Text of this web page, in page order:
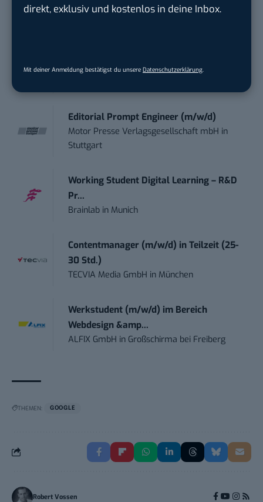
direkt, exklusiv und kostenlos in deine Inbox.
Mit deiner Anmeldung bestätigst du unsere Datenschutzerklärung
BBBank eG in
Berlin, Frankfurt am Main,
Schwerpunkt Socia...
Editorial Prompt Engineer (m/w/d)
Motor Presse Verlagsgesellschaft mbH in
Stuttgart
Working Student Digital Learning – R&D
Pr...
Brainlab in Munich
Contentmanager (m/w/d) in Teilzeit (25-
30 Std.)
TECVIA Media GmbH in München
Werkstudent (m/w/d) im Bereich
Webdesign &amp...
ALFIX GmbH in Großschirma bei Freiberg
THEMEN: GOOGLE
Robert Vossen